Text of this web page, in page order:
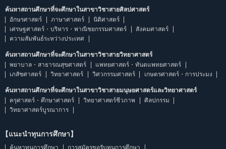
ค้นหาสถานศึกษาที่จะศึกษาในสาขาวิชาสายศิลปศาสตร์
อักษรศาสตร์
ภาษาศาสตร์
นิติศาสตร์
เศรษฐศาสตร์・บริหาร・พาณิชยกรรมศาสตร์
สังคมศาสตร์
ความสัมพันธ์ระหว่างประเทศ
ค้นหาสถานศึกษาที่จะศึกษาในสาขาวิชาสายวิทยาศาสตร์
พยาบาล・สาธารณสุขศาสตร์
แพทยศาสตร์・ทันตแพทยศาสตร์
เภสัชศาสตร์
วิทยาศาสตร์ วิศวกรรมศาสตร์ เกษตรศาสตร์・การประมง
ค้นหาสถานศึกษาที่จะศึกษาในสาขาวิชาสายมนุษยศาสตร์และวิทยาศาสตร์
ครุศาสตร์・ศึกษาศาสตร์
วิทยาศาสตร์ชีวภาพ
ศิลปกรรม
วิทยาศาสตร์บูรณาการ
【แนะนำทุนการศึกษา】
ค้นหาทุนการศึกษา
การสมัครขอรับทุนการศึกษา